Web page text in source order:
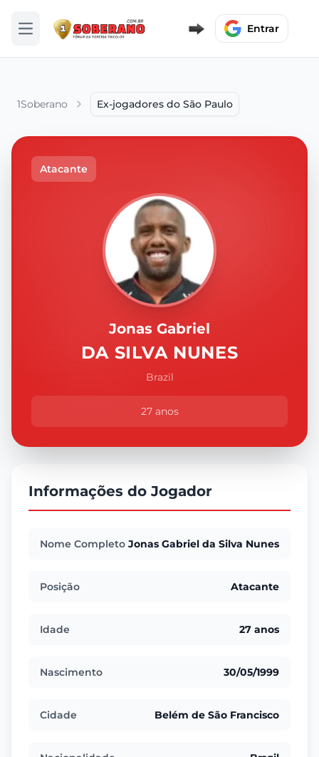
Abrir menu Entrar
1Soberano Ex-jogadores do São Paulo
Atacante
Jonas Gabriel
DA SILVA NUNES
Brazil
27 anos
Informações do Jogador
Nome Completo Jonas Gabriel da Silva Nunes
Posição Atacante
Idade 27 anos
Nascimento 30/05/1999
Cidade Belém de São Francisco